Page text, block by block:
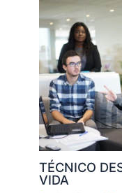
TÉCNICO
VIDA